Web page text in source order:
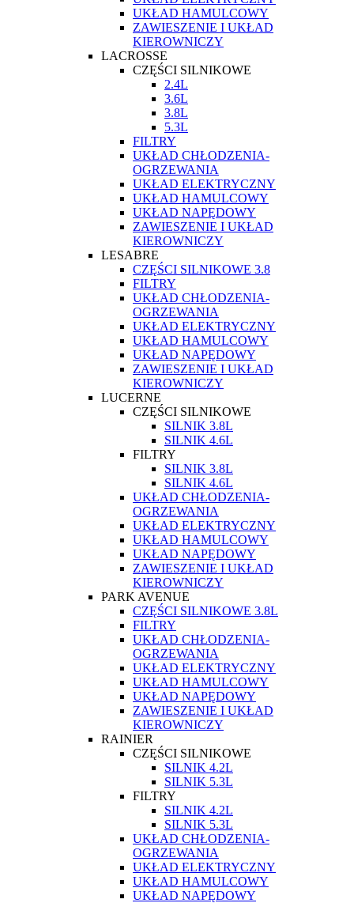
UKŁAD HAMULCOWY
ZAWIESZENIE I UKŁAD
KIEROWNICZY
LACROSSE
CZĘŚCI SILNIKOWE
2.4L
3.6L
3.8L
5.3L
FILTRY
UKŁAD CHŁODZENIA-
OGRZEWANIA
UKŁAD ELEKTRYCZNY
UKŁAD HAMULCOWY
UKŁAD NAPĘDOWY
ZAWIESZENIE I UKŁAD
KIEROWNICZY
LESABRE
CZĘŚCI SILNIKOWE 3.8
FILTRY
UKŁAD CHŁODZENIA-
OGRZEWANIA
UKŁAD ELEKTRYCZNY
UKŁAD HAMULCOWY
UKŁAD NAPĘDOWY
ZAWIESZENIE I UKŁAD
KIEROWNICZY
LUCERNE
CZĘŚCI SILNIKOWE
SILNIK 3.8L
SILNIK 4.6L
FILTRY
SILNIK 3.8L
SILNIK 4.6L
UKŁAD CHŁODZENIA-
OGRZEWANIA
UKŁAD ELEKTRYCZNY
UKŁAD HAMULCOWY
UKŁAD NAPĘDOWY
ZAWIESZENIE I UKŁAD
KIEROWNICZY
PARK AVENUE
CZĘŚCI SILNIKOWE 3.8L
FILTRY
UKŁAD CHŁODZENIA-
OGRZEWANIA
UKŁAD ELEKTRYCZNY
UKŁAD HAMULCOWY
UKŁAD NAPĘDOWY
ZAWIESZENIE I UKŁAD
KIEROWNICZY
RAINIER
CZĘŚCI SILNIKOWE
SILNIK 4.2L
SILNIK 5.3L
FILTRY
SILNIK 4.2L
SILNIK 5.3L
UKŁAD CHŁODZENIA-
OGRZEWANIA
UKŁAD ELEKTRYCZNY
UKŁAD HAMULCOWY
UKŁAD NAPĘDOWY